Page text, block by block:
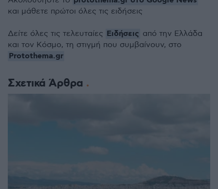
Σχετικά Άρθρα
και μάθετε πρώτοι όλες τις ειδήσεις
Δείτε όλες τις τελευταίες Ειδήσεις από την Ελλάδα
και τον Κόσμο, τη στιγμή που συμβαίνουν, στο
Protothema.gr